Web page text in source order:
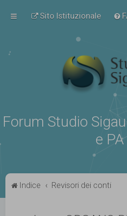
Sito Istituzionale
Forum Studio
e PA
Indice Revisori dei conti